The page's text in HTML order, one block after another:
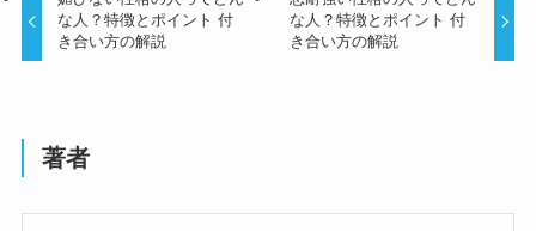
な人？特徴とポイント 付
き合い方の解説
な人？特徴とポイント 付
き合い方の解説
著者